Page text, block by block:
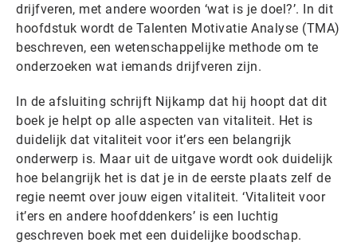
drijfveren, met andere woorden ‘wat is je doel?’. In dit
hoofdstuk wordt de Talenten Motivatie Analyse (TMA)
beschreven, een wetenschappelijke methode om te
onderzoeken wat iemands drijfveren zijn.
In de afsluiting schrijft Nijkamp dat hij hoopt dat dit
boek je helpt op alle aspecten van vitaliteit. Het is
duidelijk dat vitaliteit voor it’ers een belangrijk
onderwerp is. Maar uit de uitgave wordt ook duidelijk
hoe belangrijk het is dat je in de eerste plaats zelf de
regie neemt over jouw eigen vitaliteit. ‘Vitaliteit voor
it’ers en andere hoofddenkers’ is een luchtig
geschreven boek met een duidelijke boodschap.